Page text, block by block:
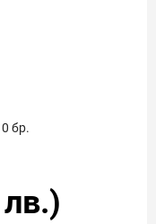
0 бр.
лв.)